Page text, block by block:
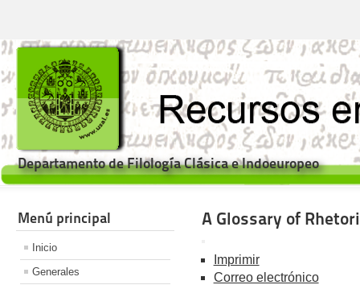
Departamento de Filología Clásica e Indoeuropeo
Menú principal
Inicio
Generales
A Glossary of
Imprimir
Correo electrónico